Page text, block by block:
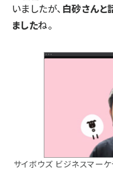
いましたが、白砂さんと
ましたね。
サイボウズ ビジネスマー